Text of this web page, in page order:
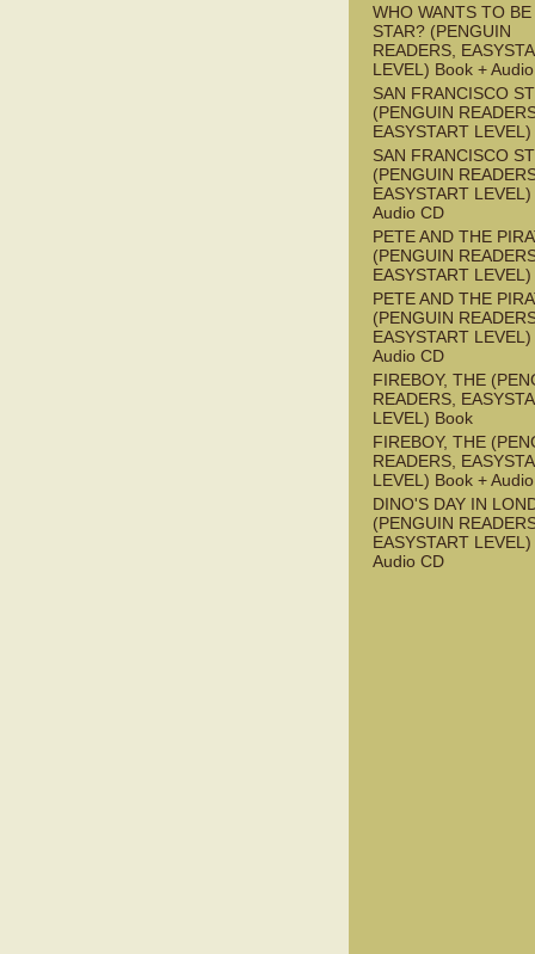
WHO WANTS TO BE
STAR? (PENGUIN
READERS,
LEVEL) Book +
SAN FRANCISCO
(PENGUIN
EASYSTART
SAN FRANCISCO
(PENGUIN
EASYSTART
Audio CD
PETE AND THE
(PENGUIN
EASYSTART
PETE AND THE
(PENGUIN
EASYSTART
Audio CD
FIREBOY, THE
READERS,
LEVEL) Book
FIREBOY, THE
READERS,
LEVEL) Book +
DINO'S DAY IN
(PENGUIN
EASYSTART
Audio CD